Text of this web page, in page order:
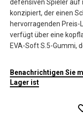
defensiven Spieler
konzipiert, der einen
hervorragenden Preis-
verfügt über eine
EVA-Soft S.5-Gummi,
Benachrichtigen Sie
Lager ist